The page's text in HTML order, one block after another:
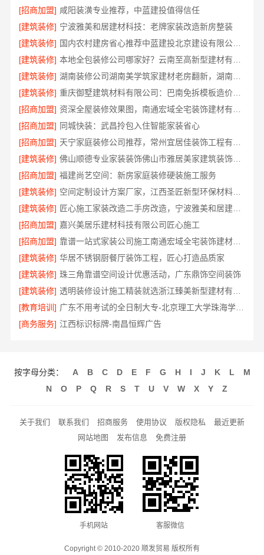
[招商加盟] 咸阳装潢专业推荐，中蓝建投值得信任
[建筑装修] 宁波雅美和居建材科技：老牌家装改造新房整装
[建筑装修]
国内农村建房省心推荐中蓝建投北京建设有限公司四川
[建筑装修]
[建筑装修]
湖南装修公司湖南美学筑家建材老房翻新，湖南美学筑家建材有限公司焕新你的生活
[建筑装修]
重庆御墅建筑材料有限公司：巴南免拆模板造价预算
[招商加盟]
[招商加盟] 同城快装：武昌拎包入住智能家装省心
[招商加盟]
[建筑装修]
佛山顺德专业家装装饰佛山市雅居美家建筑装饰工程有限公司
[招商加盟] 福建尚艺空间：新房家庭装修硬装施工服务
[建筑装修]
空间定制设计方案厂家，江西圣匠新型环保材料有限公司，个性化全屋整装
[建筑装修]
匠心施工家装改造二手房改造，宁波雅美和居建材科技有限公司
[招商加盟] 嘉兴美居乐建材科技有限公司匠心施工
[招商加盟]
靠谱一站式家装公司施工南通宏域全宅装饰建材有限公司
[建筑装修] 华居不锈钢厨餐厅装饰工程，匠心打造品质家
[建筑装修] 珠三角靠谱空间设计优惠活动，广东鼎饰空间装饰
[建筑装修]
[教育培训]
广东不用考试的全日制大专-北京理工大学珠海学院继教院
[商务服务] 江西标识标牌-南昌恒辉广告
按字母分类： A B C D E F G H I J K L
M
N
O P Q R S T U V W X Y Z
关于我们 联系我们 招商服务 使用协议 版权隐私
最近更新
网站地图
发布信息 免费注册
手机网站 客服微信
Copyright © 2010-2020 顺发贸易 版权所有